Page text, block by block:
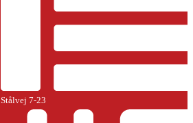
Stålvej 7-23